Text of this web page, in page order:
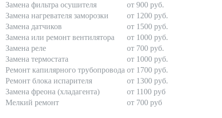
Замена фильтра осушителя
от 900 руб.
Замена нагревателя заморозки
от 1200 руб.
Замена датчиков
от 1500 руб.
Замена или ремонт вентилятора
от 1000 руб.
Замена реле
от 700 руб.
Замена термостата
от 1000 руб.
Ремонт капилярного трубопровода от 1700 руб.
Ремонт блока испарителя
от 1300 руб.
Замена фреона (хладагента)
от 1100 руб
Мелкий ремонт
от 700 руб